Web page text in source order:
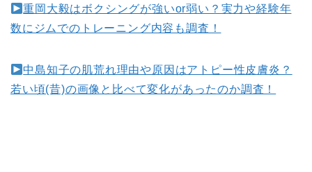
重岡大毅はボクシングが強いor弱い？実力や経験年
数にジムでのトレーニング内容も調査！
中島知子の肌荒れ理由や原因はアトピー性皮膚炎？
若い頃(昔)の画像と比べて変化があったのか調査！